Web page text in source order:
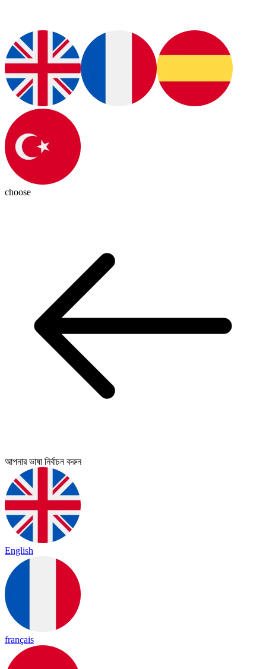
choose
আপনার ভাষা নির্বাচন করুন
English
français